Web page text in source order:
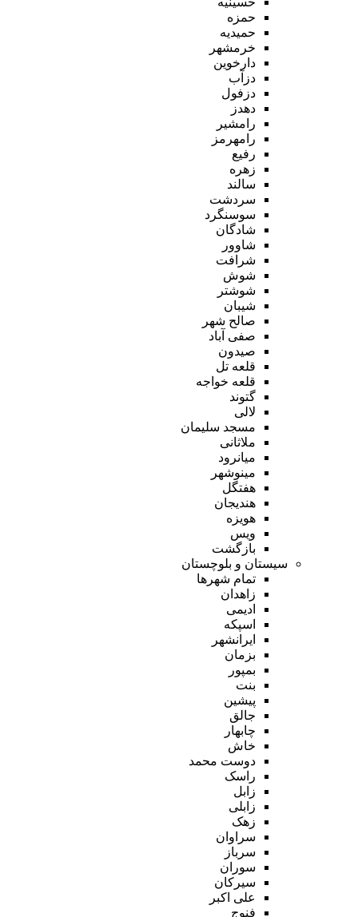
حمزه
حمیدیه
خرمشهر
دارخوین
دزآب
دزفول
دهدز
رامشیر
رامهرمز
رفیع
زهره
سالند
سردشت
سوسنگرد
شادگان
شاوور
شرافت
شوش
شوشتر
شیبان
صالح شهر
صفی آباد
صیدون
قلعه تل
قلعه خواجه
گتوند
لالی
مسجد سلیمان
ملاثانی
میانرود
مینوشهر
هفتگل
هندیجان
هویزه
ویس
بازگشت
سیستان و بلوچستان
تمام شهر‌ها
زاهدان
ادیمی
اسپکه
ایرانشهر
بزمان
بمپور
بنت
پیشین
جالق
چابهار
خاش
دوست محمد
راسک
زابل
زابلی
زهک
سراوان
سرباز
سوران
سیرکان
علی اکبر
فنوج